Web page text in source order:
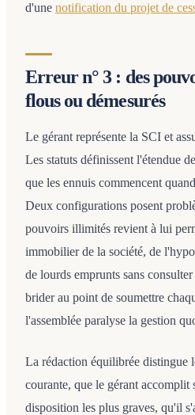
d'une notification du projet de
Erreur n° 3 : des
flous ou démesurés
Le gérant représente la SCI et
Les statuts définissent l'étendue
que les ennuis commencent
Deux configurations posent
pouvoirs illimités revient à lui
immobilier de la société, de
de lourds emprunts sans
brider au point de soumettre
l'assemblée paralyse la gestion
La rédaction équilibrée distingue
courante, que le gérant accomplit
disposition les plus graves, qu'il